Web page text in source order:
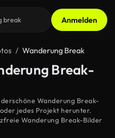
Anmelden
Wanderung Break
Break-
Wanderung Break-
jedes Projekt herunter.
Wanderung Break-Bilder